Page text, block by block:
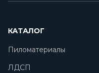
КАТАЛОГ
Пиломатериалы
ЛДСП